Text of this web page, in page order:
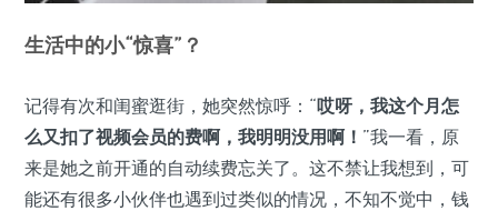
生活中的小“惊喜”？
记得有次和闺蜜逛街，她突然惊呼：“哎呀，我这个月怎
么又扣了视频会员的费啊，我明明没用啊！ ”我一看，原
来是她之前开通的自动续费忘关了。这不禁让我想到，可
能还有很多小伙伴也遇到过类似的情况，不知不觉中，钱